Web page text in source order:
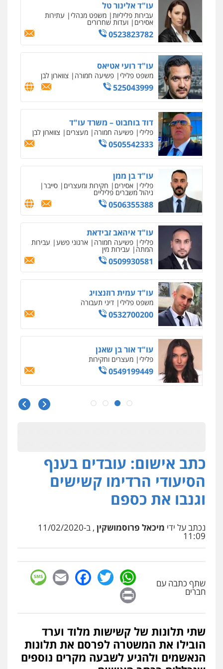
דוד בוחבוט – משרד עו"ד
פלילי פשיעה חמורה מעצרים צווארון לבן
עו"ד בן ממן
ניהול משברים פליליים
עו"ד איהאב זבידאת
המתה עבירות מין
0509930581
עו"ד עמית רוזנצויג
משפט פלילי דיני תעבורה
0532700200
עו"ד אור בן שאנן
פלילי מעצרים וחקירות
עו"ד אמיר נאטור
פלילי פשיעה חמורה צווארון לבן מעצרים
עו"ד פאדי זועבי
אסירים תעבורה
0506984757
0502181995
גיל פרידמן – משרד עו"ד
פלילי צווארון לבן
רישום פלילי
0523602602
עו"ד זקי אלעברה
עו"ד עינב יתח
פשיעה חמורה עורכי דין לענייני
כתב אישום: עובדים בענף
הסיעודי הרדימו קשישים
וגנבו את כספם
נכתב על ידי מיכאל פרוסמושקין , ב-11/02/2020
11:09
שתף כתבה עם
חברים
WhatsApp
Twitter
Facebook
Email
שתי תלונות של קשישות מלוד וערד
הובילו את המשטרה לפרסם את תלונות
הנאשמים ולהגיע לשבעה מקרים נוספים